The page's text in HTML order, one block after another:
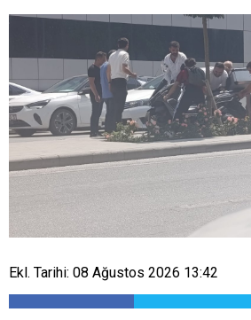
Ekl. Tarihi: 08 Ağustos 2026 13:42